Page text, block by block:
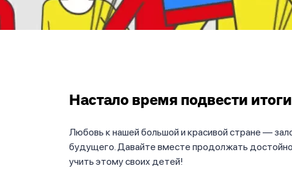
Настало время подвести
Любовь к нашей большой и красивой стране —
будущего. Давайте вместе продолжать
учить этому своих детей!